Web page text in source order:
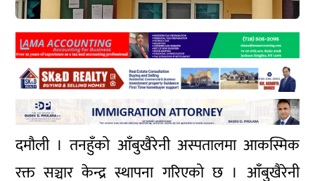
दमौली । तनहुँको आँबुखैरेनी अस्पतालमा आकस्मिक
रक्त सञ्चार केन्द्र स्थापना गरिएको छ । आँबुखैरेनी